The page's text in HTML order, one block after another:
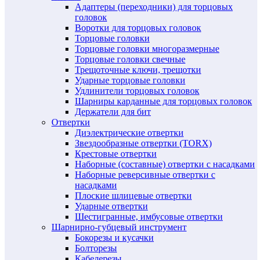
Адаптеры (переходники) для торцовых
головок
Воротки для торцовых головок
Торцовые головки
Торцовые головки многоразмерные
Торцовые головки свечные
Трещоточные ключи, трещотки
Ударные торцовые головки
Удлинители торцовых головок
Шарниры карданные для торцовых головок
Держатели для бит
Отвертки
Диэлектрические отвертки
Звездообразные отвертки (TORX)
Крестовые отвертки
Наборные (составные) отвертки с насадками
Наборные реверсивные отвертки с
насадками
Плоские шлицевые отвертки
Ударные отвертки
Шестигранные, имбусовые отвертки
Шарнирно-губцевый инструмент
Бокорезы и кусачки
Болторезы